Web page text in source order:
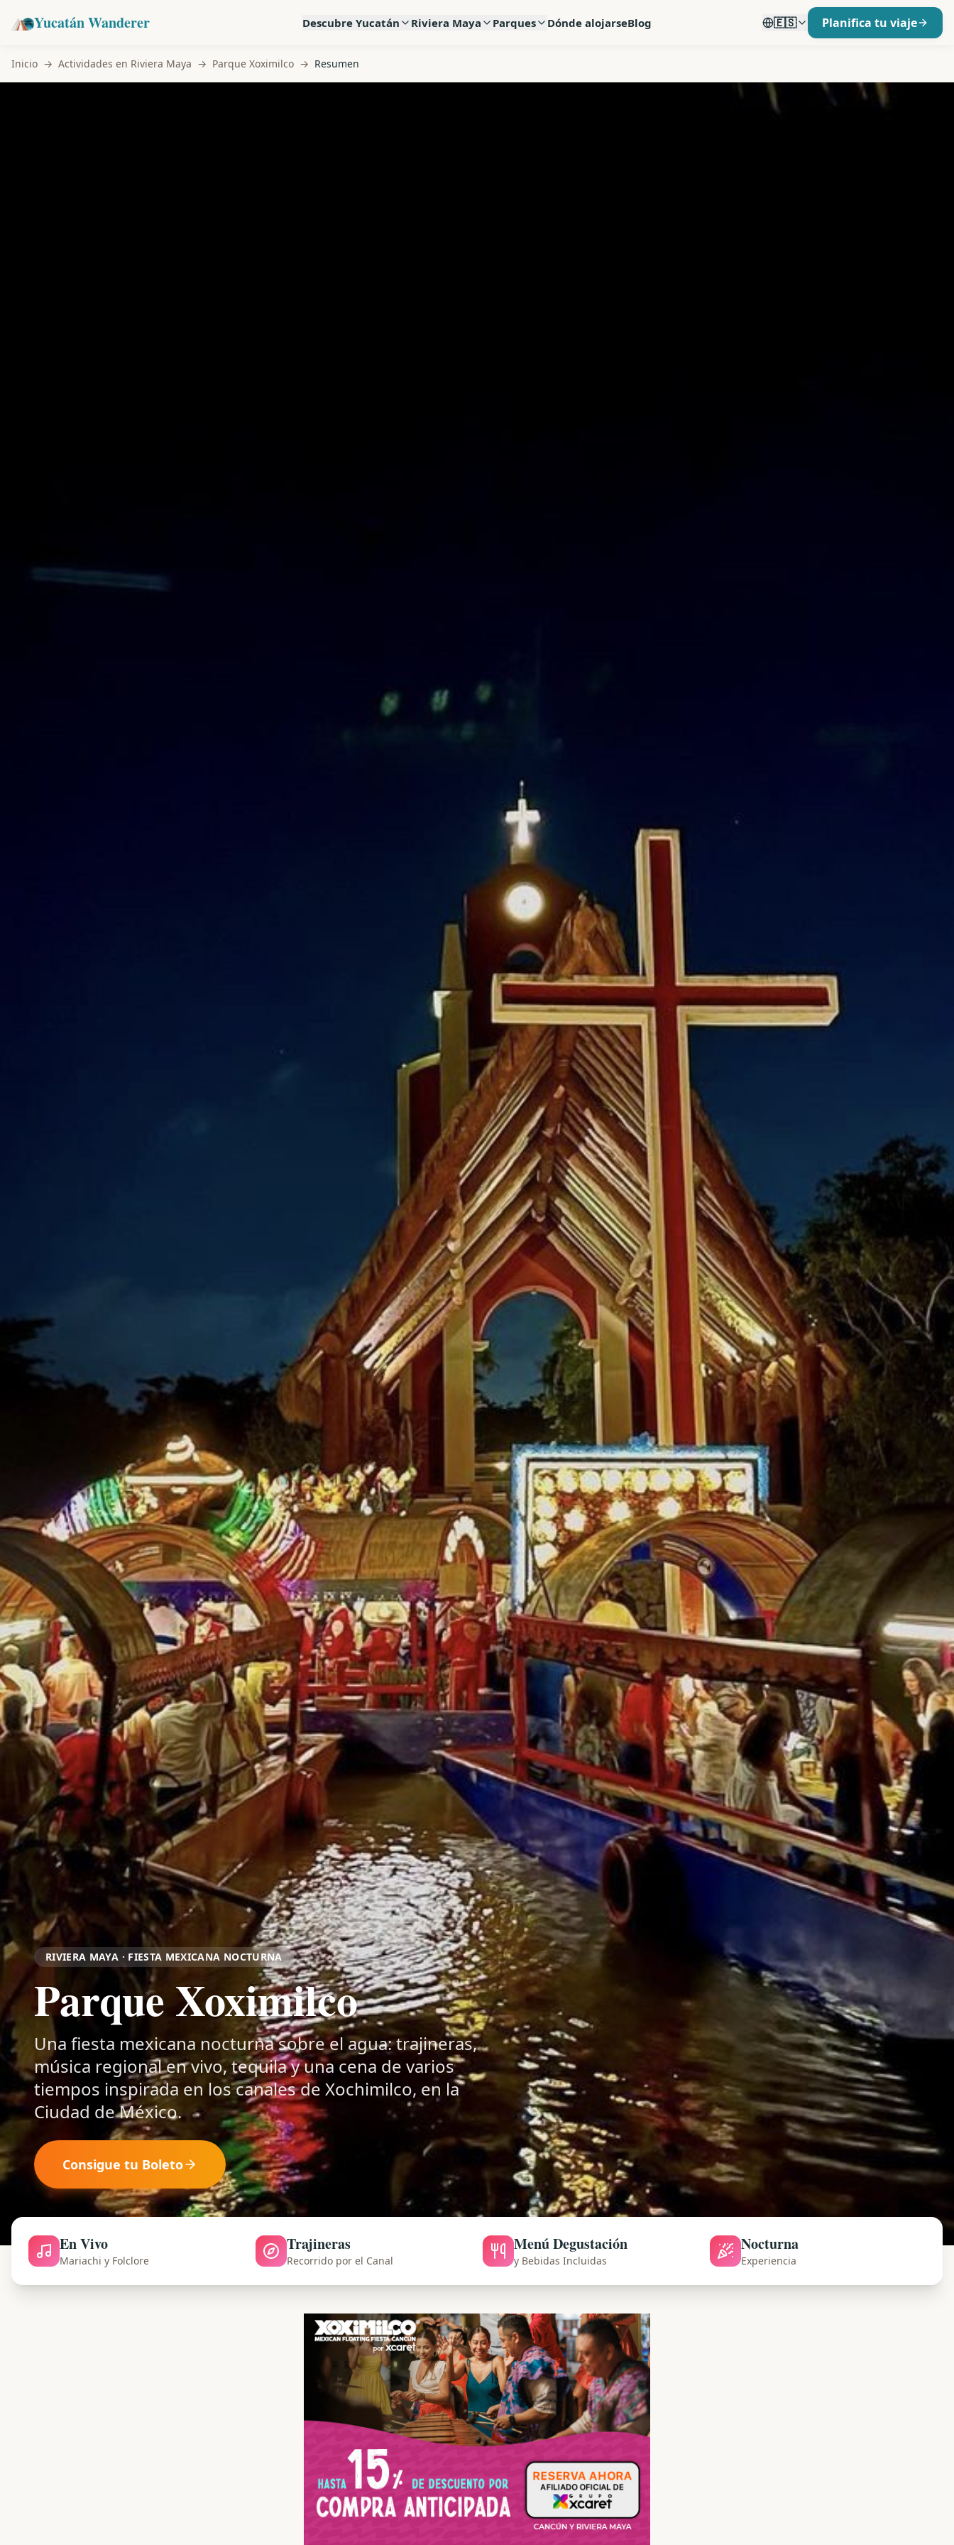
Yucatán Wanderer Descubre Yucatán Riviera Maya Parques Dónde alojarseBlog 🇪🇸 Planifica tu viaje
Inicio → Actividades en Riviera Maya → Parque Xoximilco → Resumen
RIVIERA MAYA · FIESTA MEXICANA NOCTURNA
Parque Xoximilco
Una fiesta mexicana nocturna sobre el agua: trajineras,
música regional en vivo, tequila y una cena de varios
tiempos inspirada en los canales de Xochimilco, en la
Ciudad de México.
Consigue tu Boleto
En Vivo
Mariachi y Folclore
Trajineras
Recorrido por el Canal
Menú Degustación
y Bebidas Incluidas
Nocturna
Experiencia